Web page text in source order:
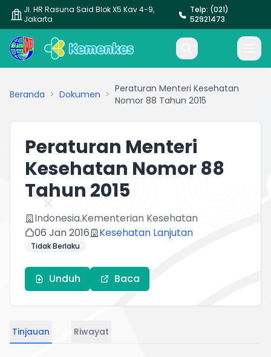
Jl. HR Rasuna Said Blok X5 Kav 4-9,
Jakarta
Telp: (021)
52921473
Beranda > Dokumen > Peraturan Menteri Kesehatan
Nomor 88 Tahun 2015
Peraturan Menteri
Kesehatan Nomor 88
Tahun 2015
Indonesia.Kementerian Kesehatan
06 Jan 2016
Kesehatan Lanjutan
Tidak Berlaku
Unduh Baca
Tinjauan Riwayat